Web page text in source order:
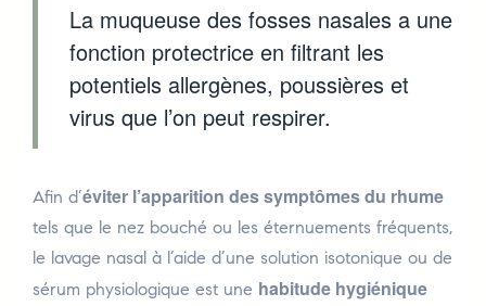
La muqueuse des fosses nasales a une
fonction protectrice en filtrant les
potentiels allergènes, poussières et
virus que l’on peut respirer.
Afin d’éviter l’apparition des symptômes du rhume
tels que le nez bouché ou les éternuements fréquents,
le lavage nasal à l’aide d’une solution isotonique ou de
sérum physiologique est une habitude hygiénique